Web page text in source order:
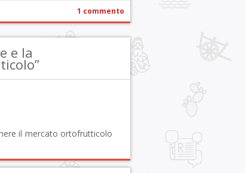
1 commento
e la
il mercato ortofrutticolo